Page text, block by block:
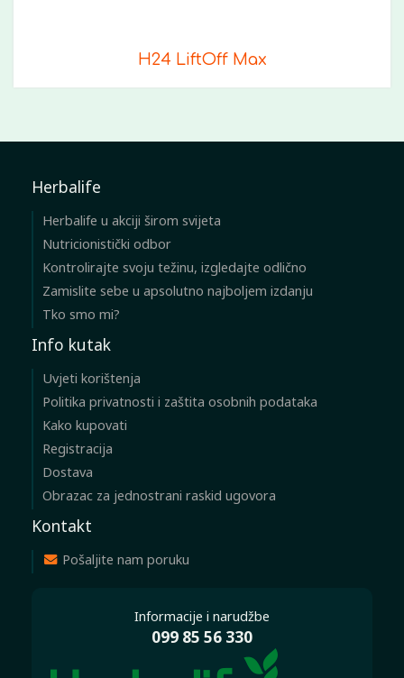
H24 LiftOff Max
Herbalife
Herbalife u akciji širom svijeta
Nutricionistički odbor
Kontrolirajte svoju težinu, izgledajte odlično
Zamislite sebe u apsolutno najboljem izdanju
Tko smo mi?
Info kutak
Uvjeti korištenja
Politika privatnosti i zaštita osobnih podataka
Kako kupovati
Registracija
Dostava
Obrazac za jednostrani raskid ugovora
Kontakt
Pošaljite nam poruku
Informacije i narudžbe
099 85 56 330